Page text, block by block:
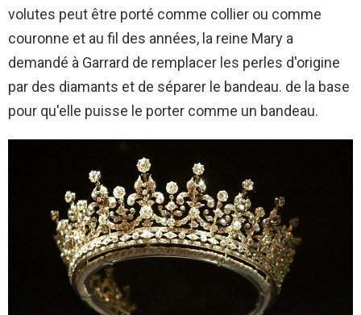
volutes peut être porté comme collier ou comme
couronne et au fil des années, la reine Mary a
demandé à Garrard de remplacer les perles d'origine
par des diamants et de séparer le bandeau. de la base
pour qu'elle puisse le porter comme un bandeau.